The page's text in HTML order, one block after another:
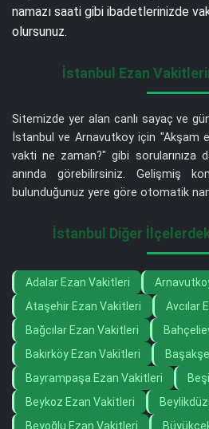
namazı saati gibi ibadetlerinizde
olursunuz.
İstanbul Ezan
Sitemizde yer alan canlı sayaç ve
İstanbul ve Arnavutkoy için "Akşam
vakti ne zaman?" gibi sorularınıza
anında görebilirsiniz. Gelişmiş
bulunduğunuz yere göre otomatik
İstanbul Diğer
Adalar Ezan Vakitleri
Ataşehir Ezan Vakitleri
Avcılar
Bağcılar Ezan Vakitleri
Bakırköy Ezan Vakitleri
Bayrampaşa Ezan Vakitleri
Beykoz Ezan Vakitleri
Beyoğlu Ezan Vakitleri